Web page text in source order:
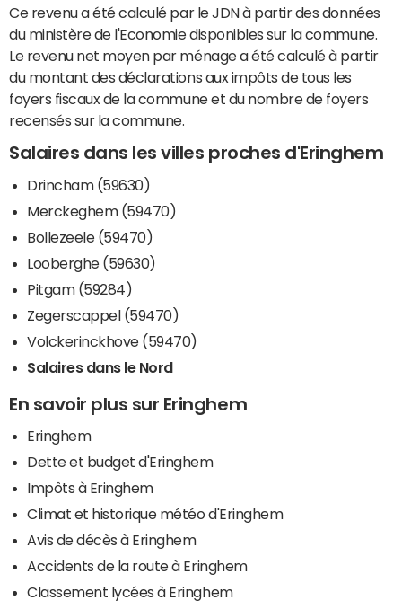
Ce revenu a été calculé par le JDN à partir des données
du ministère de l'Economie disponibles sur la commune.
Le revenu net moyen par ménage a été calculé à partir
du montant des déclarations aux impôts de tous les
foyers fiscaux de la commune et du nombre de foyers
recensés sur la commune.
Salaires dans les villes proches d'Eringhem
Drincham (59630)
Merckeghem (59470)
Bollezeele (59470)
Looberghe (59630)
Pitgam (59284)
Zegerscappel (59470)
Volckerinckhove (59470)
Salaires dans le Nord
En savoir plus sur Eringhem
Eringhem
Dette et budget d'Eringhem
Impôts à Eringhem
Climat et historique météo d'Eringhem
Avis de décès à Eringhem
Accidents de la route à Eringhem
Classement lycées à Eringhem